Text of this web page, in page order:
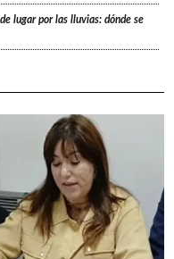
lugar por las lluvias: dónde se